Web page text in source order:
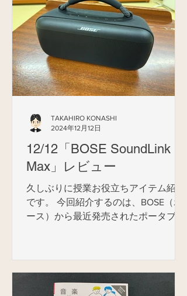
大変読みやすく、扱いやすいご本に
仕...
12/12「BOSE SoundLink
Max」レビュー
久しぶりに授業お役立ちアイテム紹介
です。 今回紹介するのは、BOSE（ボ
ース）から最近発売されたポータブル
重低音が出るのに驚いた「BOSE...
TAKAHIRO KONASHI
2024年12月12日